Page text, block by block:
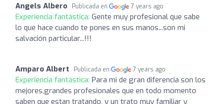
Angels Albero Publicada en 7 years ago
Experiencia fantástica: Gente muy profesional que sabe
lo que hace cuando te pones en sus manos...son mi
salvación particular...!!!
Amparo Albert Publicada en 7 years ago
Experiencia fantástica: Para mi de gran diferencia son los
mejores,grandes profesionales que en todo momento
saben que estan tratando, y un trato muy familiar y